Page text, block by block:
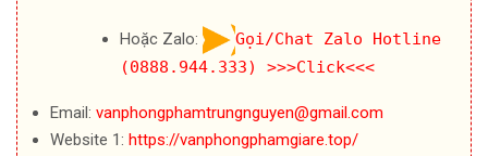
Hoặc Zalo:
Gọi/Chat Zalo Hotline
(0888.944.333)
>>>Click<<<
Email: vanphongphamtrungnguyen@gmail.com
Website 1: https://vanphongphamgiare.top/